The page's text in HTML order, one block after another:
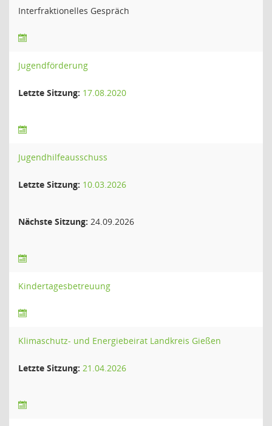
Interfraktionelles Gespräch
Jugendförderung
Letzte Sitzung: 17.08.2020
Jugendhilfeausschuss
Letzte Sitzung: 10.03.2026
Nächste Sitzung: 24.09.2026
Kindertagesbetreuung
Klimaschutz- und Energiebeirat Landkreis Gießen
Letzte Sitzung: 21.04.2026